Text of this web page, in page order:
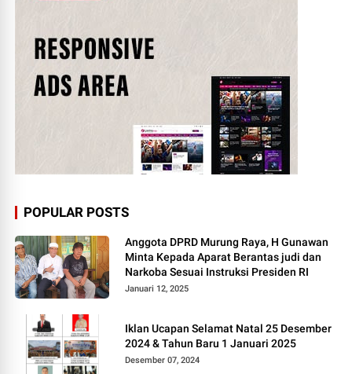
POPULAR POSTS
Anggota DPRD Murung Raya, H Gunawan
Minta Kepada Aparat Berantas judi dan
Narkoba Sesuai Instruksi Presiden RI
Januari 12, 2025
Iklan Ucapan Selamat Natal 25 Desember
2024 & Tahun Baru 1 Januari 2025
Desember 07, 2024